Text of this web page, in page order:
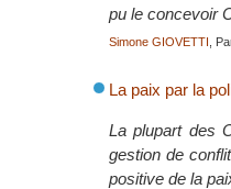
pu le concevoir
Simone GIOVETTI ,
La paix par la
La plupart des
gestion de
positive de la